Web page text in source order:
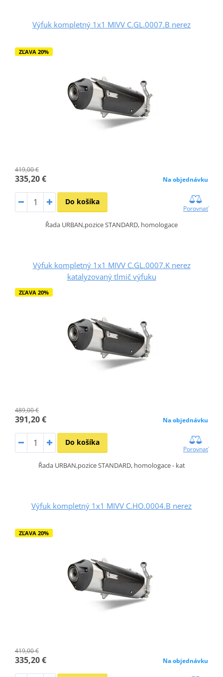
Výfuk kompletný 1x1 MIVV C.GL.0007.B nerez
ZĽAVA 20%
419,00 €
335,20 € Na objednávku
Do košíka
Porovnať
Řada URBAN,pozice STANDARD, homologace
Výfuk kompletný 1x1 MIVV C.GL.0007.K nerez
katalyzovaný tlmič výfuku
ZĽAVA 20%
489,00 €
391,20 € Na objednávku
Do košíka
Porovnať
Řada URBAN,pozice STANDARD, homologace - kat
Výfuk kompletný 1x1 MIVV C.HO.0004.B nerez
ZĽAVA 20%
419,00 €
335,20 € Na objednávku